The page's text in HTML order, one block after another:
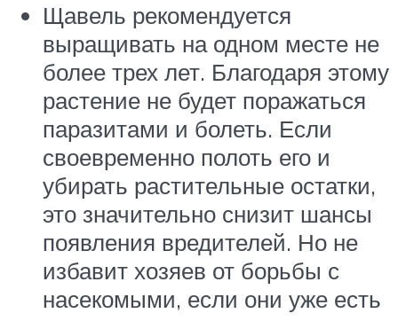
Щавель рекомендуется
выращивать на одном месте не
более трех лет. Благодаря этому
растение не будет поражаться
паразитами и болеть. Если
своевременно полоть его и
убирать растительные остатки,
это значительно снизит шансы
появления вредителей. Но не
избавит хозяев от борьбы с
насекомыми, если они уже есть